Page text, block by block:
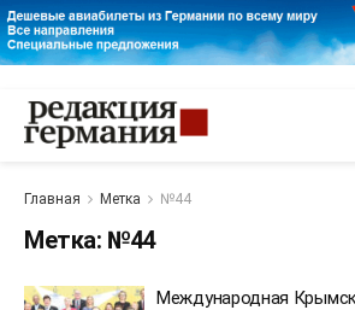
Главная Метка №44
Метка: №44
Международная